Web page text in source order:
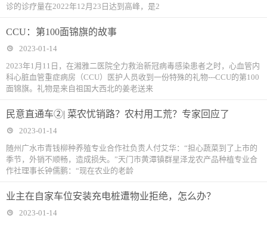
诊的诊疗量在2022年12月23日达到高峰，是2
CCU：第100面锦旗的故事
2023-01-14
2023年1月11日，在湘雅二医院全力救治新冠病毒感染患者之时，心血管内
科心脏血管重症病房（CCU）医护人员收到一份特殊的礼物---CCU的第100
面锦旗。礼物是来自祖国大西北的姜老送来
民意直通车②| 菜农忧销路？农村用工荒？专家回应了
2023-01-14
随州广水市青钱柳种养殖专业合作社负责人付艾华：“担心蔬菜到了上市的
季节，外销不顺畅，造成损失。”天门市黄潭镇群星泽龙农产品种植专业合
作社理事长钟儒鹏：“现在农业的老龄
业主在自家车位安装充电桩遭物业拒绝，怎么办？
2023-01-14